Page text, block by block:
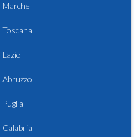
Marche
Toscana
Lazio
Abruzzo
Puglia
Calabria